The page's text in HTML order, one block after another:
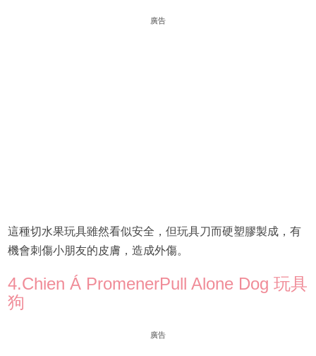
廣告
這種切水果玩具雖然看似安全，但玩具刀而硬塑膠製成，有
機會刺傷小朋友的皮膚，造成外傷。
4.Chien Á PromenerPull Alone Dog 玩具
狗
廣告